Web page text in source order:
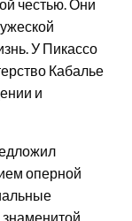
честью. Они
У Пикассо
Кабалье
и
оперной